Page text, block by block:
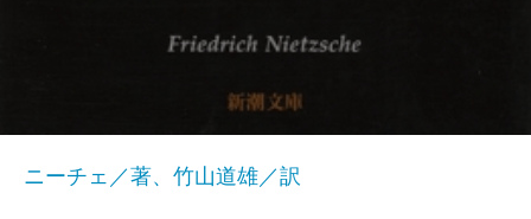
ニーチェ／著、竹山道雄／訳